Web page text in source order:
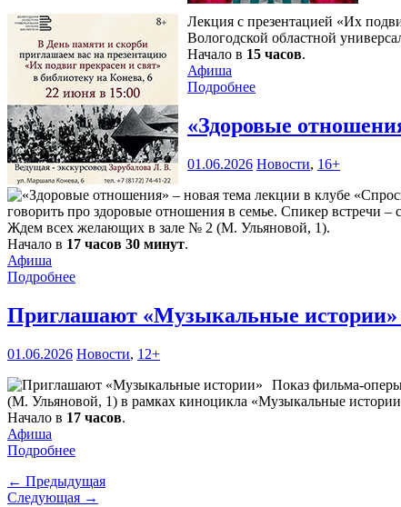
Лекция с презентацией «Их
Вологодской областной
Начало в 15 часов.
Афиша
Подробнее
«Здоровые
01.06.2026 Новости, 16+
говорить про здоровые отношения в семье. Спикер встречи
Ждем всех желающих в зале № 2 (М. Ульяновой, 1).
Начало в 17 часов 30 минут.
Афиша
Подробнее
Приглашают «Музыкальные истории»
01.06.2026 Новости, 12+
Показ фильма-
(М. Ульяновой, 1) в рамках киноцикла «Музыкальные
Начало в 17 часов.
Афиша
Подробнее
← Предыдущая
Следующая →